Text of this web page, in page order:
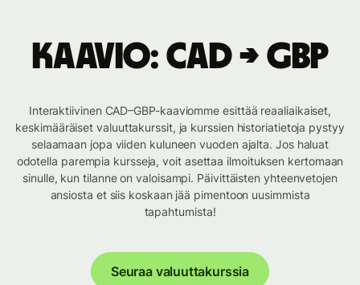
Kaavio: CAD → GBP
Interaktiivinen CAD–GBP-kaaviomme esittää reaaliaikaiset,
keskimääräiset valuuttakurssit, ja kurssien historiatietoja pystyy
selaamaan jopa viiden kuluneen vuoden ajalta. Jos haluat
odotella parempia kursseja, voit asettaa ilmoituksen kertomaan
sinulle, kun tilanne on valoisampi. Päivittäisten yhteenvetojen
ansiosta et siis koskaan jää pimentoon uusimmista
tapahtumista!
Seuraa valuuttakurssia